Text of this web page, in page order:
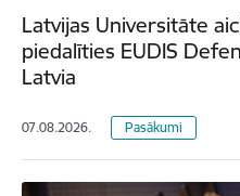
Latvijas Universitāte
piedalīties EUDIS
Latvia
07.08.2026. Pasākumi